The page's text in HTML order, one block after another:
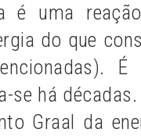
é uma
do que
se há
Graal da